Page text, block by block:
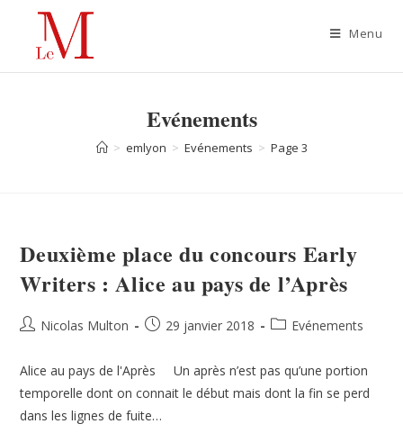
Menu
Evénements
> emlyon > Evénements > Page 3
Deuxième place du concours Early
Writers : Alice au pays de l’Après
Nicolas Multon 29 janvier 2018 Evénements
Alice au pays de l'Après Un après n’est pas qu’une portion
temporelle dont on connait le début mais dont la fin se perd
dans les lignes de fuite…